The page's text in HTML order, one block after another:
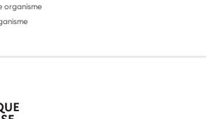
organisme